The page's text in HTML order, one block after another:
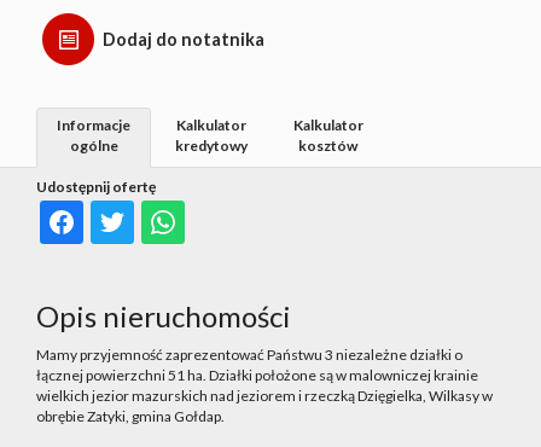
Dodaj do notatnika
Udostępnij ofertę
Informacje
ogólne
Kalkulator
kredytowy
Kalkulator
kosztów
Opis nieruchomości
Mamy przyjemność zaprezentować Państwu 3 niezależne działki o
łącznej powierzchni 51 ha. Działki położone są w malowniczej krainie
wielkich jezior mazurskich nad jeziorem i rzeczką Dzięgielka, Wilkasy w
obrębie Zatyki, gmina Gołdap.